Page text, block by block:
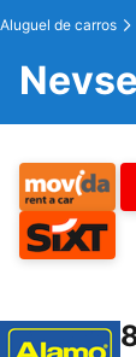
Aluguel de carros